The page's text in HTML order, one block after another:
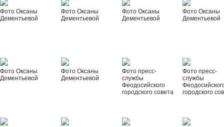
Фото Оксаны
Дементьевой
Фото Оксаны
Дементьевой
Фото Оксаны
Дементьевой
Фото Оксаны
Дементьевой
Фото Оксаны
Дементьевой
Фото Оксаны
Дементьевой
Фото пресс-
службы
Феодосийского
городского совета
Фото пресс-
службы
городского